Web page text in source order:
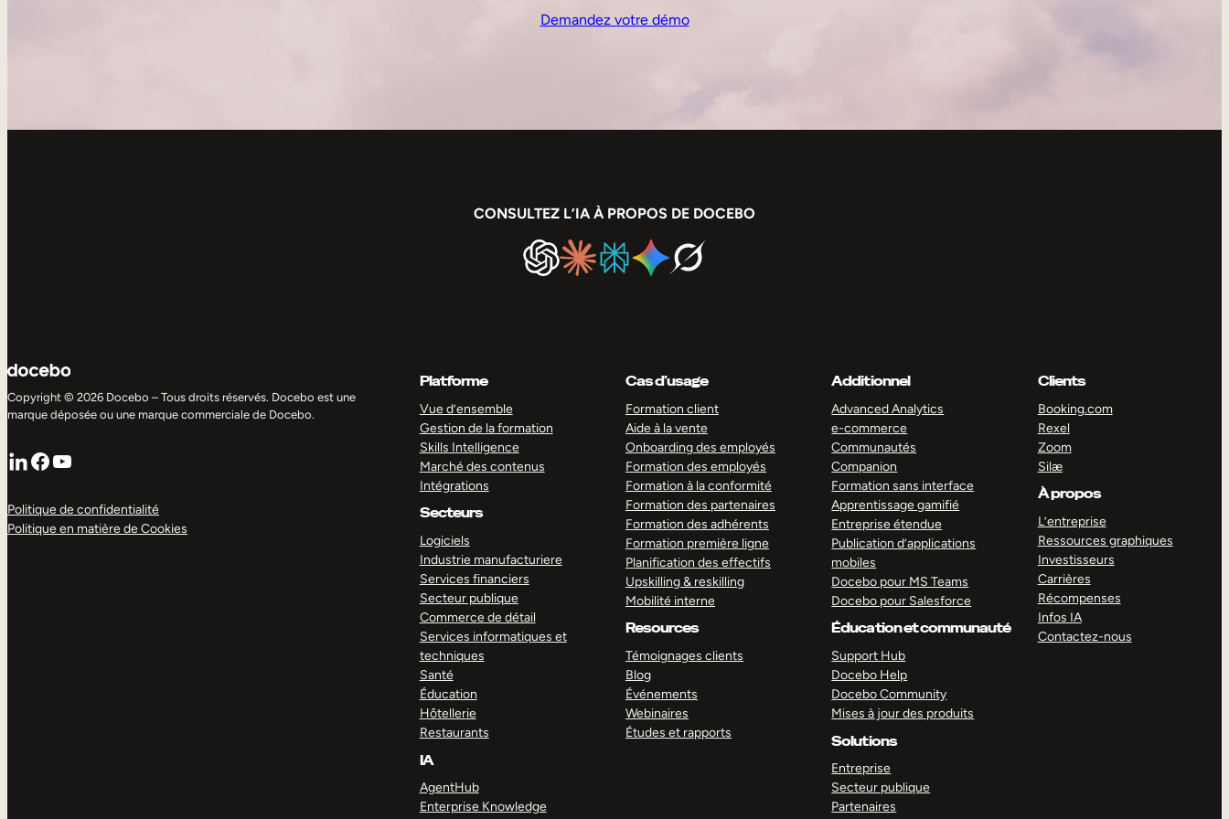
Demandez votre démo
CONSULTEZ L’IA À PROPOS DE DOCEBO
Copyright © 2026 Docebo – Tous droits réservés. Docebo est une
marque déposée ou une marque commerciale de Docebo.
LinkedIn
Facebook
YouTube
Politique de confidentialité
Politique en matière de Cookies
Platforme
Vue d’ensemble
Gestion de la formation
Skills Intelligence
Marché des contenus
Intégrations
Secteurs
Logiciels
Industrie manufacturiere
Services financiers
Secteur publique
Commerce de détail
Services informatiques et
techniques
Santé
Éducation
Hôtellerie
Restaurants
IA
AgentHub
Enterprise Knowledge
Cas d’usage
Formation client
Aide à la vente
Onboarding des employés
Formation des employés
Formation à la conformité
Formation des partenaires
Formation des adhérents
Formation première ligne
Planification des effectifs
Upskilling & reskilling
Mobilité interne
Resources
Témoignages clients
Blog
Événements
Webinaires
Études et rapports
Additionnel
Advanced Analytics
e-commerce
Communautés
Companion
Formation sans interface
Apprentissage gamifié
Entreprise étendue
Publication d’applications
mobiles
Docebo pour MS Teams
Docebo pour Salesforce
Éducation et communauté
Support Hub
Docebo Help
Docebo Community
Mises à jour des produits
Solutions
Entreprise
Secteur publique
Partenaires
Clients
Booking.com
Rexel
Zoom
Silæ
À propos
L’entreprise
Ressources graphiques
Investisseurs
Carrières
Récompenses
Infos IA
Contactez-nous